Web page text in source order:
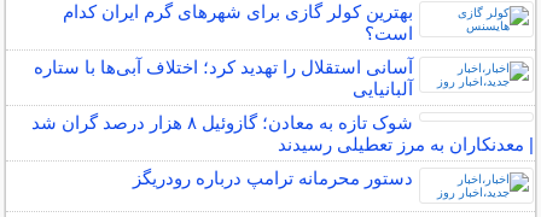
بهترین کولر گازی برای شهرهای گرم ایران کدام
است؟
آسانی استقلال را تهدید کرد؛ اختلاف آبی‌ها با ستاره
آلبانیایی
شوک تازه به معادن؛ گازوئیل ۸ هزار درصد گران شد
| معدنکاران به مرز تعطیلی رسیدند
دستور محرمانه ترامپ درباره رودریگز